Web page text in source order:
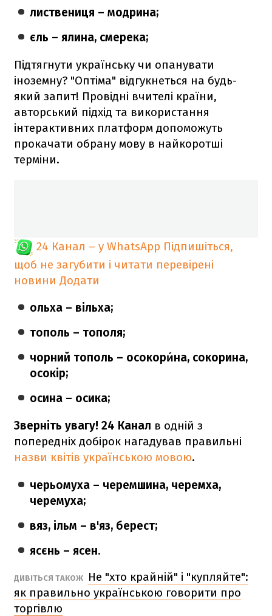
листвениця – модрина;
єль – ялина, смерека;
Підтягнути українську чи опанувати
іноземну? "Оптіма" відгукнеться на будь-
який запит! Провідні вчителі країни,
авторський підхід та використання
інтерактивних платформ допоможуть
прокачати обрану мову в найкоротші
терміни.
24 Канал – у WhatsApp Підпишіться,
щоб не загубити і читати перевірені
новини Додати
ольха – вільха;
тополь – тополя;
чорний тополь – осокори́на, сокорина,
осокір;
осина – осика;
Зверніть увагу! 24 Канал в одній з
попередніх добірок нагадував правильні
назви квітів українською мовою.
черьомуха – черемшина, черемха,
черемуха;
вяз, ільм – в'яз, берест;
ясєнь – ясен.
ДИВІТЬСЯ ТАКОЖ
Не "хто крайній" і "купляйте":
як правильно українською говорити про
торгівлю